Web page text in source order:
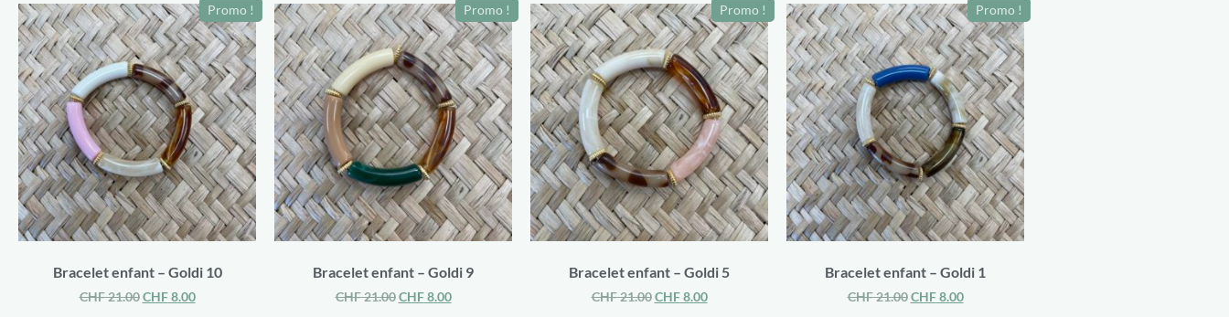
Promo !
Bracelet enfant – Goldi 10
CHF21.00 CHF8.00
Promo !
Bracelet enfant – Goldi 9
CHF21.00 CHF8.00
Promo !
Bracelet enfant – Goldi 5
CHF21.00 CHF8.00
Promo !
Bracelet enfant – Goldi 1
CHF21.00 CHF8.00